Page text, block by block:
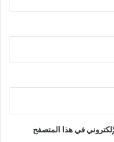
في هذا المتصفح